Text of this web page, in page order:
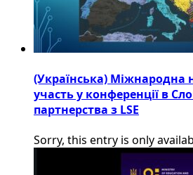
(Українська) Міжнародна
участь у конференції в
партнерства з LSE
Sorry, this entry is only